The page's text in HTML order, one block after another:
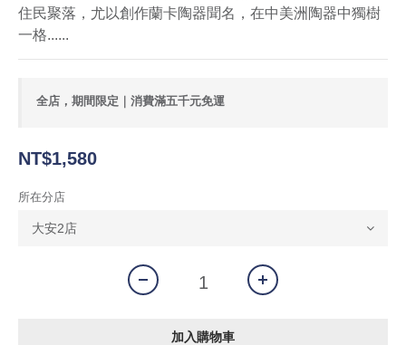
住民聚落，尤以創作蘭卡陶器聞名，在中美洲陶器中獨樹
一格......
全店，期間限定｜消費滿五千元免運
NT$1,580
所在分店
加入購物車